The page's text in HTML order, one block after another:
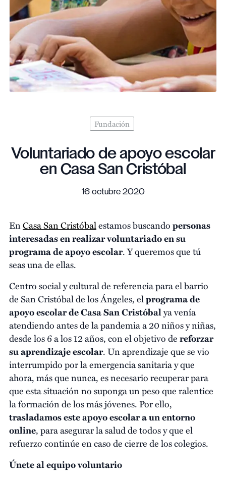
Fundación
Voluntariado de apoyo escolar
en Casa San Cristóbal
16 octubre 2020
EnCasa San Cristóbalestamos buscandopersonas
interesadas en realizar voluntariado en su
programa de apoyo escolar. Y queremos que tú
seas una de ellas.
Centro social y cultural de referencia para el barrio
de San Cristóbal de los Ángeles, elprograma de
apoyo escolar de Casa San Cristóbalya venía
atendiendo antes de la pandemia a 20 niños y niñas,
desde los 6 a los 12 años, con el objetivo dereforzar
su aprendizaje escolar. Un aprendizaje que se vio
interrumpido por la emergencia sanitaria y que
ahora, más que nunca, es necesario recuperar para
que esta situación no suponga un peso que ralentice
la formación de los más jóvenes. Por ello,
trasladamos este apoyo escolar a un entorno
online, para asegurar la salud de todos y que el
refuerzo continúe en caso de cierre de los colegios.
Únete al equipo voluntario